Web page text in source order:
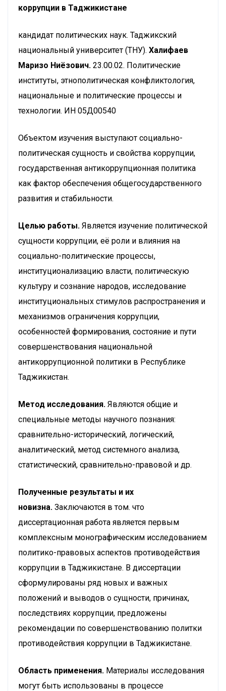
коррупции в Таджикистане
кандидат политических наук. Таджикский
национальный университет (ТНУ). Халифаев
Маризо Ниёзович. 23.00.02. Политические
институты, этнополитическая конфликтология,
национальные и политические процессы и
технологии. ИН 05Д00540
Объектом изучения выступают социально-
политическая сущность и свойства коррупции,
государственная антикоррупционная политика
как фактор обеспечения общегосударственного
развития и стабильности.
Целью работы. Является изучение политической
сущности коррупции, её роли и влияния на
социально-политические процессы,
институционализацию власти, политическую
культуру и сознание народов, исследование
институциональных стимулов распространения и
механизмов ограничения коррупции,
особенностей формирования, состояние и пути
совершенствования национальной
антикоррупционной политики в Республике
Таджикистан.
Метод исследования. Являются общие и
специальные методы научного познания:
сравнительно-исторический, логический,
аналитический, метод системного анализа,
статистический, сравнительно-правовой и др.
Полученные результаты и их
новизна. Заключаются в том. что
диссертационная работа является первым
комплексным монографическим исследованием
политико-правовых аспектов противодействия
коррупции в Таджикистане. В диссертации
сформулированы ряд новых и важных
положений и выводов о сущности, причинах,
последствиях коррупции, предложены
рекомендации по совершенствованию политки
противодействия коррупции в Таджикистане.
Область применения. Материалы исследования
могут быть использованы в процессе